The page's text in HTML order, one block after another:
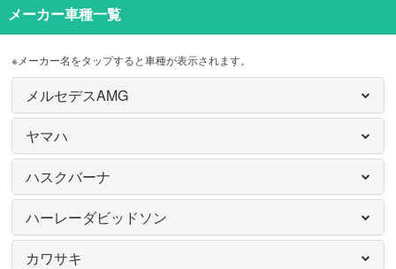
メーカー車種一覧
※メーカー名をタップすると車種が表示されます。
メルセデスAMG
ヤマハ
ハスクバーナ
ハーレーダビッドソン
カワサキ